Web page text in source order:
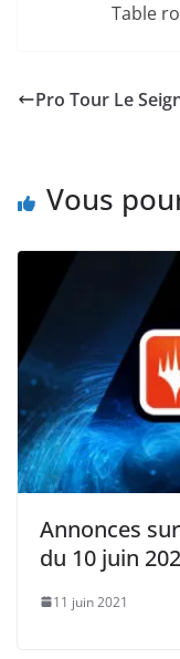
Table
Pro Tour Le
Vous
Annonces
du 10 juin
11 juin 2021